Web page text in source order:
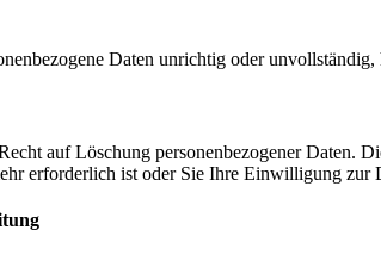
Daten unrichtig oder
auf Löschung personenbezogener Daten.
erforderlich ist oder Sie Ihre Einwilligung